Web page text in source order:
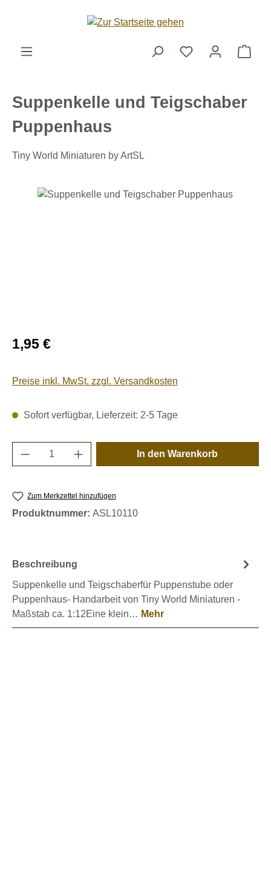
Zum Hauptinhalt springen
Suppenkelle und Teigschaber
Puppenhaus
Tiny World Miniaturen by ArtSL
Bildergalerie überspringen
Regulärer Preis:
1,95 €
Preise inkl. MwSt. zzgl. Versandkosten
Sofort verfügbar, Lieferzeit: 2-5 Tage
Produkt Anzahl: Gib den gewünschten
In den Warenkorb
Zum Merkzettel hinzufügen
Produktnummer: ASL10110
Beschreibung
Suppenkelle und Teigschaberfür Puppenstube oder
Puppenhaus- Handarbeit von Tiny World Miniaturen -
Maßstab ca. 1:12Eine klein… Mehr